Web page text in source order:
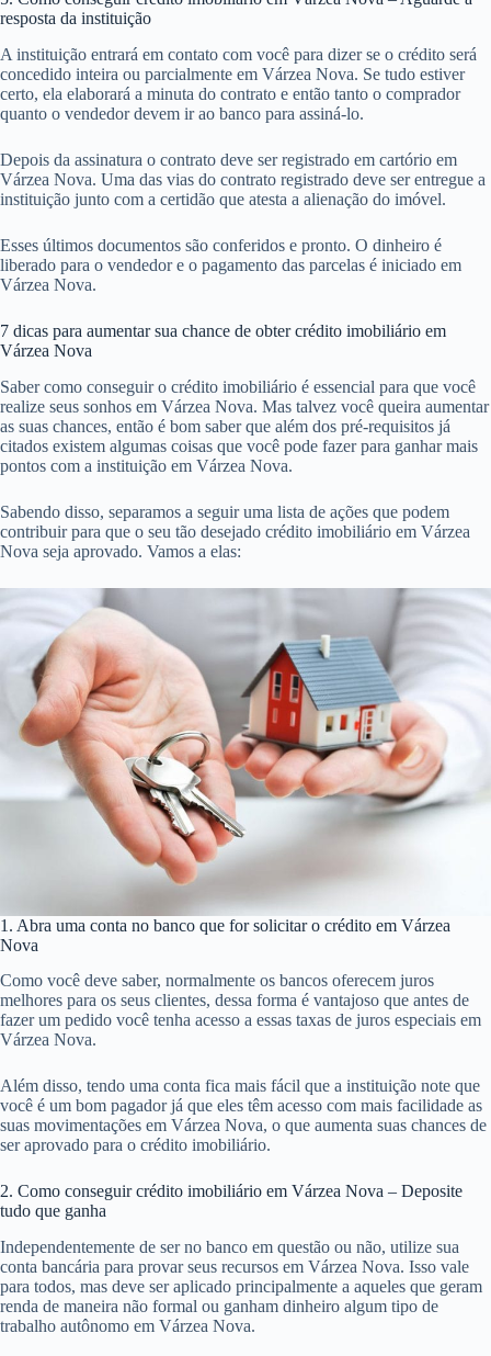
resposta da instituição
A instituição entrará em contato com você para dizer se o crédito será
concedido inteira ou parcialmente em Várzea Nova. Se tudo estiver
certo, ela elaborará a minuta do contrato e então tanto o comprador
quanto o vendedor devem ir ao banco para assiná-lo.
Depois da assinatura o contrato deve ser registrado em cartório em
Várzea Nova. Uma das vias do contrato registrado deve ser entregue a
instituição junto com a certidão que atesta a alienação do imóvel.
Esses últimos documentos são conferidos e pronto. O dinheiro é
liberado para o vendedor e o pagamento das parcelas é iniciado em
Várzea Nova.
7 dicas para aumentar sua chance de obter crédito imobiliário em
Várzea Nova
Saber como conseguir o crédito imobiliário é essencial para que você
realize seus sonhos em Várzea Nova. Mas talvez você queira aumentar
as suas chances, então é bom saber que além dos pré-requisitos já
citados existem algumas coisas que você pode fazer para ganhar mais
pontos com a instituição em Várzea Nova.
Sabendo disso, separamos a seguir uma lista de ações que podem
contribuir para que o seu tão desejado crédito imobiliário em Várzea
Nova seja aprovado. Vamos a elas:
1. Abra uma conta no banco que for solicitar o crédito em Várzea
Nova
Como você deve saber, normalmente os bancos oferecem juros
melhores para os seus clientes, dessa forma é vantajoso que antes de
fazer um pedido você tenha acesso a essas taxas de juros especiais em
Várzea Nova.
Além disso, tendo uma conta fica mais fácil que a instituição note que
você é um bom pagador já que eles têm acesso com mais facilidade as
suas movimentações em Várzea Nova, o que aumenta suas chances de
ser aprovado para o crédito imobiliário.
2. Como conseguir crédito imobiliário em Várzea Nova – Deposite
tudo que ganha
Independentemente de ser no banco em questão ou não, utilize sua
conta bancária para provar seus recursos em Várzea Nova. Isso vale
para todos, mas deve ser aplicado principalmente a aqueles que geram
renda de maneira não formal ou ganham dinheiro algum tipo de
trabalho autônomo em Várzea Nova.